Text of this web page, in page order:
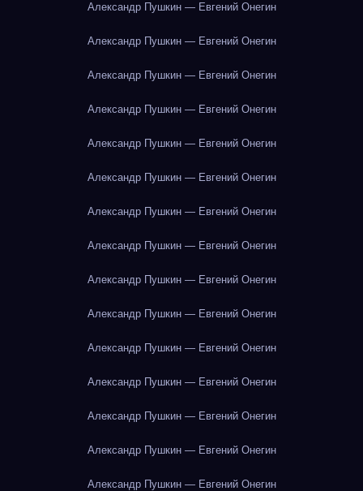
Александр Пушкин — Евгений Онегин
Александр Пушкин — Евгений Онегин
Александр Пушкин — Евгений Онегин
Александр Пушкин — Евгений Онегин
Александр Пушкин — Евгений Онегин
Александр Пушкин — Евгений Онегин
Александр Пушкин — Евгений Онегин
Александр Пушкин — Евгений Онегин
Александр Пушкин — Евгений Онегин
Александр Пушкин — Евгений Онегин
Александр Пушкин — Евгений Онегин
Александр Пушкин — Евгений Онегин
Александр Пушкин — Евгений Онегин
Александр Пушкин — Евгений Онегин
Александр Пушкин — Евгений Онегин